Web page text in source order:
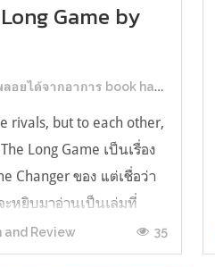
Game by
book hangover หลังอ่านสารพัน MM Romance
rivals, but to each other,
Long Game เป็นเรื่อง
Changer ของ แต่เชื่อว่า
ะหยิบมาอ่านเป็นเล่มที่
มา555 เรื่องย่อ:
Game นี่จะเป็น
and Review 35